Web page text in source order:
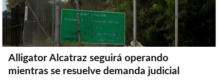
Alligator Alcatraz seguirá operando
mientras se resuelve demanda judicial